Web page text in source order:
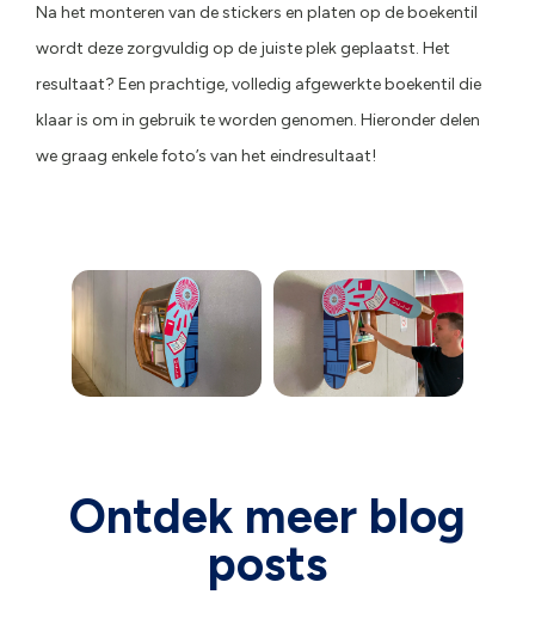
Na het monteren van de stickers en platen op de boekentil
wordt deze zorgvuldig op de juiste plek geplaatst. Het
resultaat? Een prachtige, volledig afgewerkte boekentil die
klaar is om in gebruik te worden genomen. Hieronder delen
we graag enkele foto’s van het eindresultaat!
Ontdek meer blog
posts